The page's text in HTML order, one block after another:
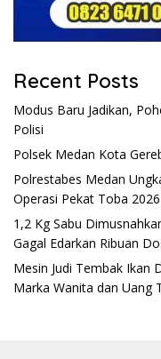
Recent Posts
Modus Baru Jadikan,
Polisi
Polsek Medan Kota
Polrestabes Medan
Operasi Pekat Toba 2026
1,2 Kg Sabu
Gagal Edarkan Ribuan
Mesin Judi Tembak Ikan
Marka Wanita dan Uang